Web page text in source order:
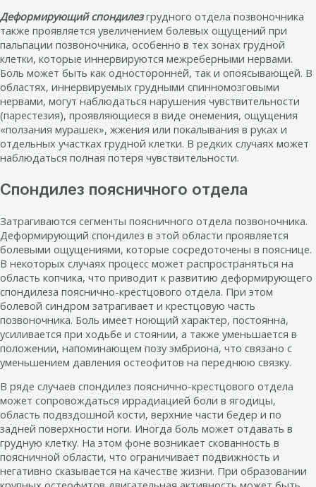
Деформирующий спондилезгрудного отдела позвоночника
также проявляется увеличением болевых ощущений при
пальпации позвоночника, особенно в тех зонах грудной
клетки, которые иннервируются межреберными нервами.
Боль может быть как односторонней, так и опоясывающей. В
областях, иннервируемых грудными спинномозговыми
нервами, могут наблюдаться нарушения чувствительности
(парестезия), проявляющиеся в виде онемения, ощущения
«ползания мурашек», жжения или покалывания в руках и
отдельных участках грудной клетки. В редких случаях может
наблюдаться полная потеря чувствительности.
Спондилез поясничного отдела
Затрагиваются сегменты поясничного отдела позвоночника.
Деформирующий спондилез в этой области проявляется
болевыми ощущениями, которые сосредоточены в пояснице.
В некоторых случаях процесс может распространяться на
область копчика, что приводит к развитию деформирующего
спондилеза пояснично-крестцового отдела. При этом
болевой синдром затрагивает и крестцовую часть
позвоночника. Боль имеет ноющий характер, постоянна,
усиливается при ходьбе и стоянии, а также уменьшается в
положении, напоминающем позу эмбриона, что связано с
уменьшением давления остеофитов на переднюю связку.
В ряде случаев спондилез пояснично-крестцового отдела
может сопровождаться иррадиацией боли в ягодицы,
область подвздошной кости, верхние части бедер и по
задней поверхности ноги. Иногда боль может отдавать в
грудную клетку. На этом фоне возникает скованность в
поясничной области, что ограничивает подвижность и
негативно сказывается на качестве жизни. При образовании